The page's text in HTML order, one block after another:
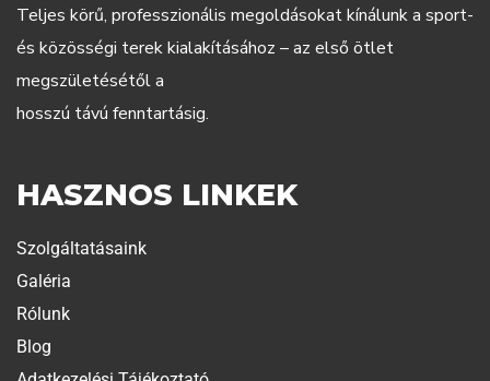
Teljes körű, professzionális megoldásokat kínálunk a sport-
és közösségi terek kialakításához – az első ötlet
megszületésétől a
hosszú távú fenntartásig.
HASZNOS LINKEK
Szolgáltatásaink
Galéria
Rólunk
Blog